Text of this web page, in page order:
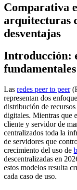
Comparativa
arquitecturas
desventajas
Introducción:
fundamentales
Las redes peer to peer
representan dos
distribución de
digitales. Mientras que
cliente y servidor de
centralizados toda la
de servidores que
crecimiento del uso de
descentralizadas en
estos modelos resulta
cada caso de uso.